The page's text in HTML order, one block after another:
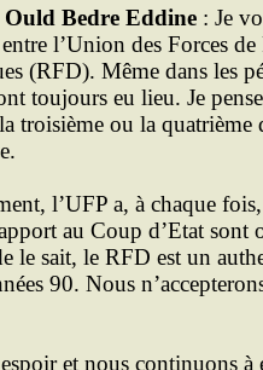
Bedre Eddine : Je
l’Union des Forces
(RFD). Même dans les
toujours eu lieu. Je
troisième ou la
l’UFP a, à chaque
au Coup d’Etat sont
le sait, le RFD est un
90. Nous
et nous continuons